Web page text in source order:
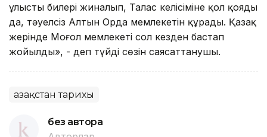
ұлыстың билерi жиналып, Талас келiсiмiне қол қояды
да, тәуелсiз Алтын Орда мемлекетiн құрады. Қазақ
жерiнде Моңғол мемлекетi сол кезден бастап
жойылды», - деп түйдi сөзiн саясаттанушы.
Қазақстан тарихы
без автора